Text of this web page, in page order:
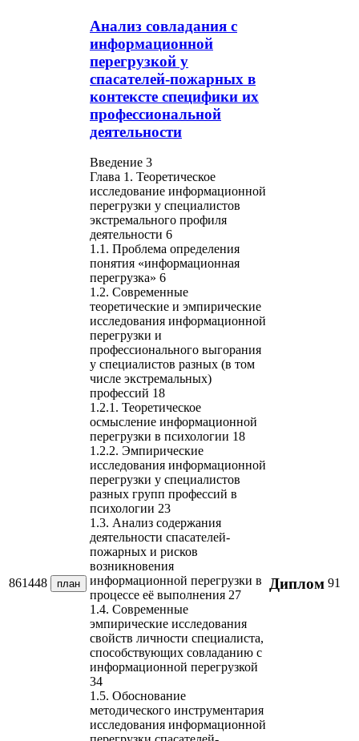
861448 план
Анализ совладания с
информационной
перегрузкой у
спасателей-пожарных в
контексте специфики их
профессиональной
деятельности
Введение 3
Глава 1. Теоретическое
исследование информационной
перегрузки у специалистов
экстремального профиля
деятельности 6
1.1. Проблема определения
понятия «информационная
перегрузка» 6
1.2. Современные
теоретические и эмпирические
исследования информационной
перегрузки и
профессионального выгорания
у специалистов разных (в том
числе экстремальных)
профессий 18
1.2.1. Теоретическое
осмысление информационной
перегрузки в психологии 18
1.2.2. Эмпирические
исследования информационной
перегрузки у специалистов
разных групп профессий в
психологии 23
1.3. Анализ содержания
деятельности спасателей-
пожарных и рисков
возникновения
информационной перегрузки в
процессе её выполнения 27
1.4. Современные
эмпирические исследования
свойств личности специалиста,
способствующих совладанию с
информационной перегрузкой
34
1.5. Обоснование
методического инструментария
исследования информационной
Диплом 91